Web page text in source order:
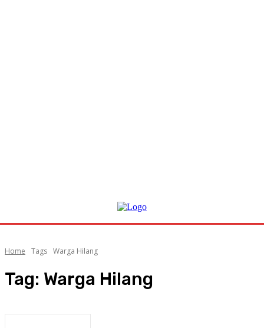
Home Tags Warga Hilang
Tag: Warga Hilang